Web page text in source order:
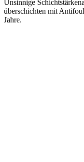
Unsinnige
überschichten mit
Jahre.